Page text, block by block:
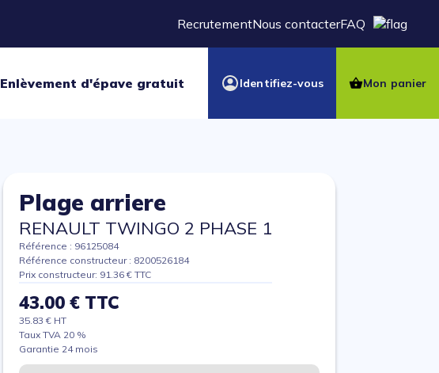
RecrutementNous contacterFAQ
Enlèvement d'épave gratuit Identifiez-vous Mon panier
Plage arriere
RENAULT TWINGO 2 PHASE 1
Référence : 96125084
Référence constructeur : 8200526184
Prix constructeur: 91.36 € TTC
43.00 € TTC
35.83 € HT
Taux TVA 20 %
Garantie 24 mois